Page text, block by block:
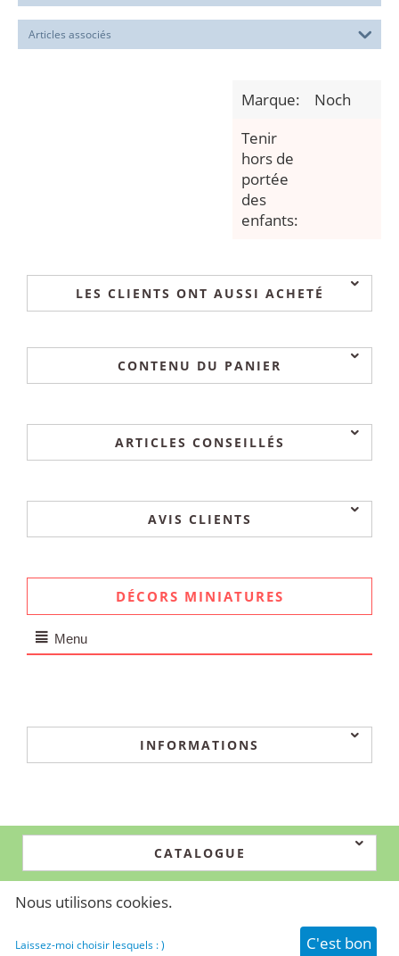
Articles associés
Marque:
Noch
Tenir
hors de
portée
des
enfants:
LES CLIENTS ONT AUSSI ACHETÉ
CONTENU DU PANIER
ARTICLES CONSEILLÉS
AVIS CLIENTS
DÉCORS MINIATURES
Menu
INFORMATIONS
CATALOGUE
© 2024-2026 Simtech. Propulsé par
Nous utilisons cookies.
Laissez-moi choisir lesquels : ) C'est bon